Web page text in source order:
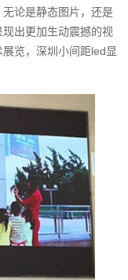
论是静态图片，还是
出更加生动震撼的视
览，深圳小间距led显